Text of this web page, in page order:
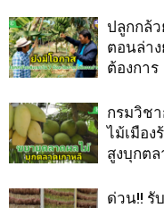
ปลูกกล้ว
ตอนล่า
ต้องการ
กรมวิช
ไม้เมือง
สูงบุกตล
ด่วน!! รั